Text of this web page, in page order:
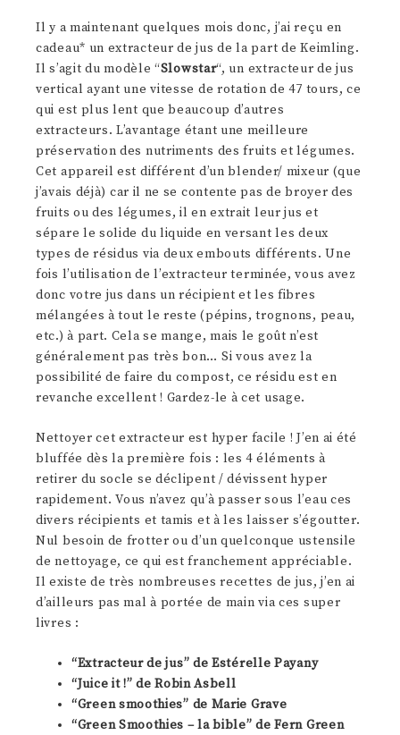
Il y a maintenant quelques mois donc, j’ai reçu en
cadeau* un extracteur de jus de la part de Keimling.
Il s’agit du modèle “Slowstar“, un extracteur de jus
vertical ayant une vitesse de rotation de 47 tours, ce
qui est plus lent que beaucoup d’autres
extracteurs. L’avantage étant une meilleure
préservation des nutriments des fruits et légumes.
Cet appareil est différent d’un blender/ mixeur (que
j’avais déjà) car il ne se contente pas de broyer des
fruits ou des légumes, il en extrait leur jus et
sépare le solide du liquide en versant les deux
types de résidus via deux embouts différents. Une
fois l’utilisation de l’extracteur terminée, vous avez
donc votre jus dans un récipient et les fibres
mélangées à tout le reste (pépins, trognons, peau,
etc.) à part. Cela se mange, mais le goût n’est
généralement pas très bon… Si vous avez la
possibilité de faire du compost, ce résidu est en
revanche excellent ! Gardez-le à cet usage.
Nettoyer cet extracteur est hyper facile ! J’en ai été
bluffée dès la première fois : les 4 éléments à
retirer du socle se déclipent / dévissent hyper
rapidement. Vous n’avez qu’à passer sous l’eau ces
divers récipients et tamis et à les laisser s’égoutter.
Nul besoin de frotter ou d’un quelconque ustensile
de nettoyage, ce qui est franchement appréciable.
Il existe de très nombreuses recettes de jus, j’en ai
d’ailleurs pas mal à portée de main via ces super
livres :
“Extracteur de jus” de Estérelle Payany
“Juice it !” de Robin Asbell
“Green smoothies” de Marie Grave
“Green Smoothies – la bible” de Fern Green